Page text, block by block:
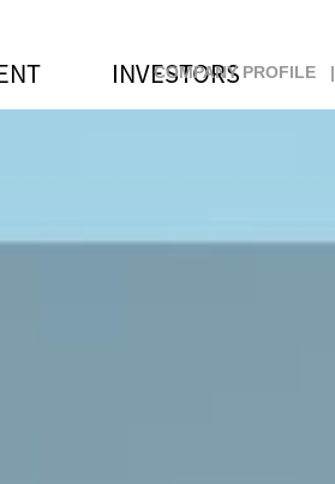
INVESTORS
COMPANY PROFILE |